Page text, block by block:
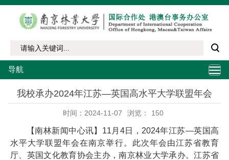
导航
我校承办2024年江苏—英国高水平大学联盟年会
时间：2024-11-07 浏览： 150
【南林新闻中心讯】11月4日，2024年江苏—英国高
水平大学联盟年会在南京举行。此次年会由江苏省教育
厅、英国文化教育协会主办，南京林业大学承办。江苏省